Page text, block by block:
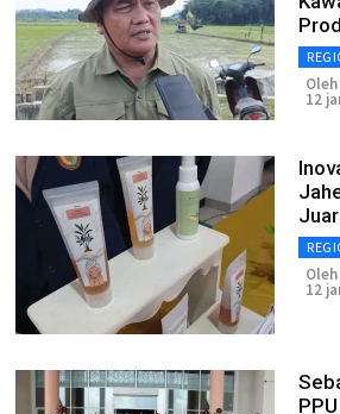
Oleh
12
Oleh
12